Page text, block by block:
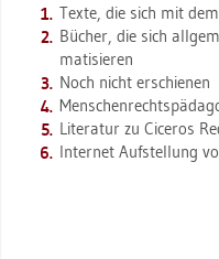
Texte, die sich mit
Bü­cher, die sich
ma­ti­sie­ren
Noch nicht er­schie­nen
Li­te­ra­tur zu Ci­ce­ros
In­ter­net Auf­stel­lung